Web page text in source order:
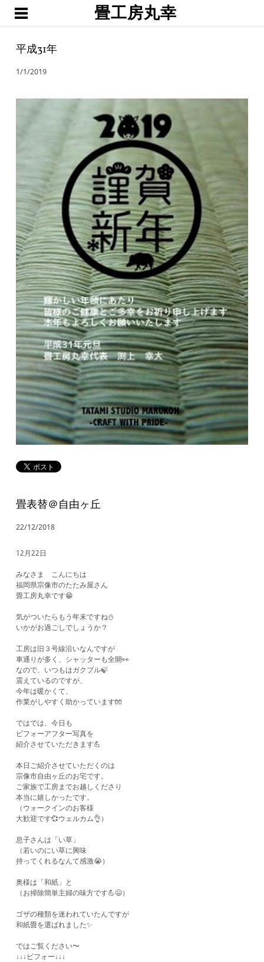
畳工房丸幸
ホーム
たたみ
琉球畳・置き畳
襖・網戸・障子
ブログ
お問い合わせ・お見積予約
平成31年
1/1/2019
畳表替＠自由ヶ丘
22/12/2018
12月22日
みなさま こんにちは
福岡県宗像市のたたみ屋さん
畳工房丸幸です😁
気がついたらもう年末ですね⛄️
いかがお過ごしでしょうか？
工房は旧３号線沿いなんですが
車通りが多く、シャッターも全開👀
なので、いつもはガクブル🍃
震えているのですが、
今年は暖かくて、
作業がしやすく助かっています🧤
ではでは、今日も
ビフォーアフター写真を
紹介させていただきます💪
本日ご紹介させていただくのは
宗像市自由ヶ丘のお宅です。
ご家族で工房までお越しくださり
本当に嬉しかったです。
（ウォークインのお客様
大歓迎です💞ウェルカム👌）
息子さんは「い草」
（若いのにい草に興味
持ってくれるなんて感激😭）
奥様は「和紙」と
（お掃除簡単主婦の味方です💪😉）
ゴザの種類を迷われていたんですが
和紙畳を選ばれました✨
ではご覧ください〜
↓↓↓ビフォー↓↓↓